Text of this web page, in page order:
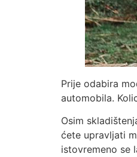
Prije odabira
automobila.
Osim
ćete upravljati
istovremeno se